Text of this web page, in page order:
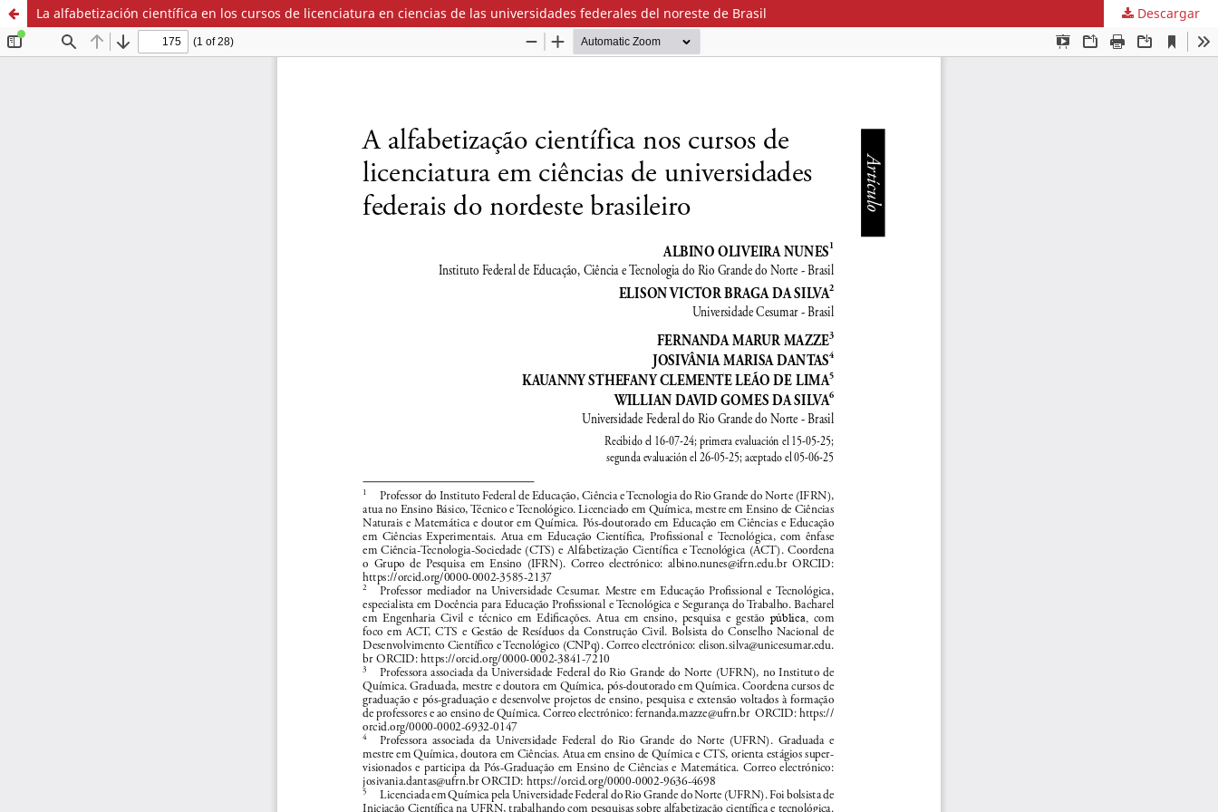
La alfabetización científica en los cursos de licenciatura en ciencias de las universidades federales del noreste de Brasil Descargar